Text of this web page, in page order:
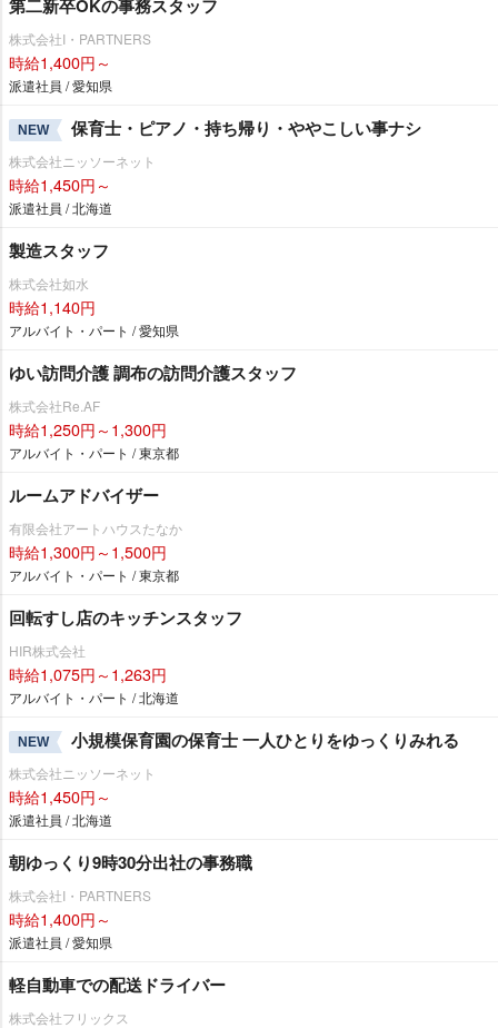
第二新卒OKの事務スタッフ
株式会社I・PARTNERS
時給1,400円～
派遣社員 / 愛知県
NEW 保育士・ピアノ・持ち帰り・ややこしい事ナシ
株式会社ニッソーネット
時給1,450円～
派遣社員 / 北海道
製造スタッフ
株式会社如水
時給1,140円
アルバイト・パート / 愛知県
ゆい訪問介護 調布の訪問介護スタッフ
株式会社Re.AF
時給1,250円～1,300円
アルバイト・パート / 東京都
ルームアドバイザー
有限会社アートハウスたなか
時給1,300円～1,500円
アルバイト・パート / 東京都
回転すし店のキッチンスタッフ
HIR株式会社
時給1,075円～1,263円
アルバイト・パート / 北海道
NEW 小規模保育園の保育士 一人ひとりをゆっくりみれる
株式会社ニッソーネット
時給1,450円～
派遣社員 / 北海道
朝ゆっくり9時30分出社の事務職
株式会社I・PARTNERS
時給1,400円～
派遣社員 / 愛知県
軽自動車での配送ドライバー
株式会社フリックス